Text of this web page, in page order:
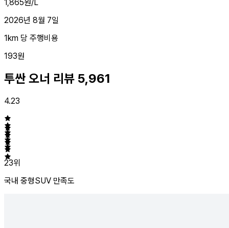
1,865원/L
2026년 8월 7일
1km 당 주행비용
193원
투싼 오너 리뷰 5,961
4.23
23위
국내 중형SUV 만족도